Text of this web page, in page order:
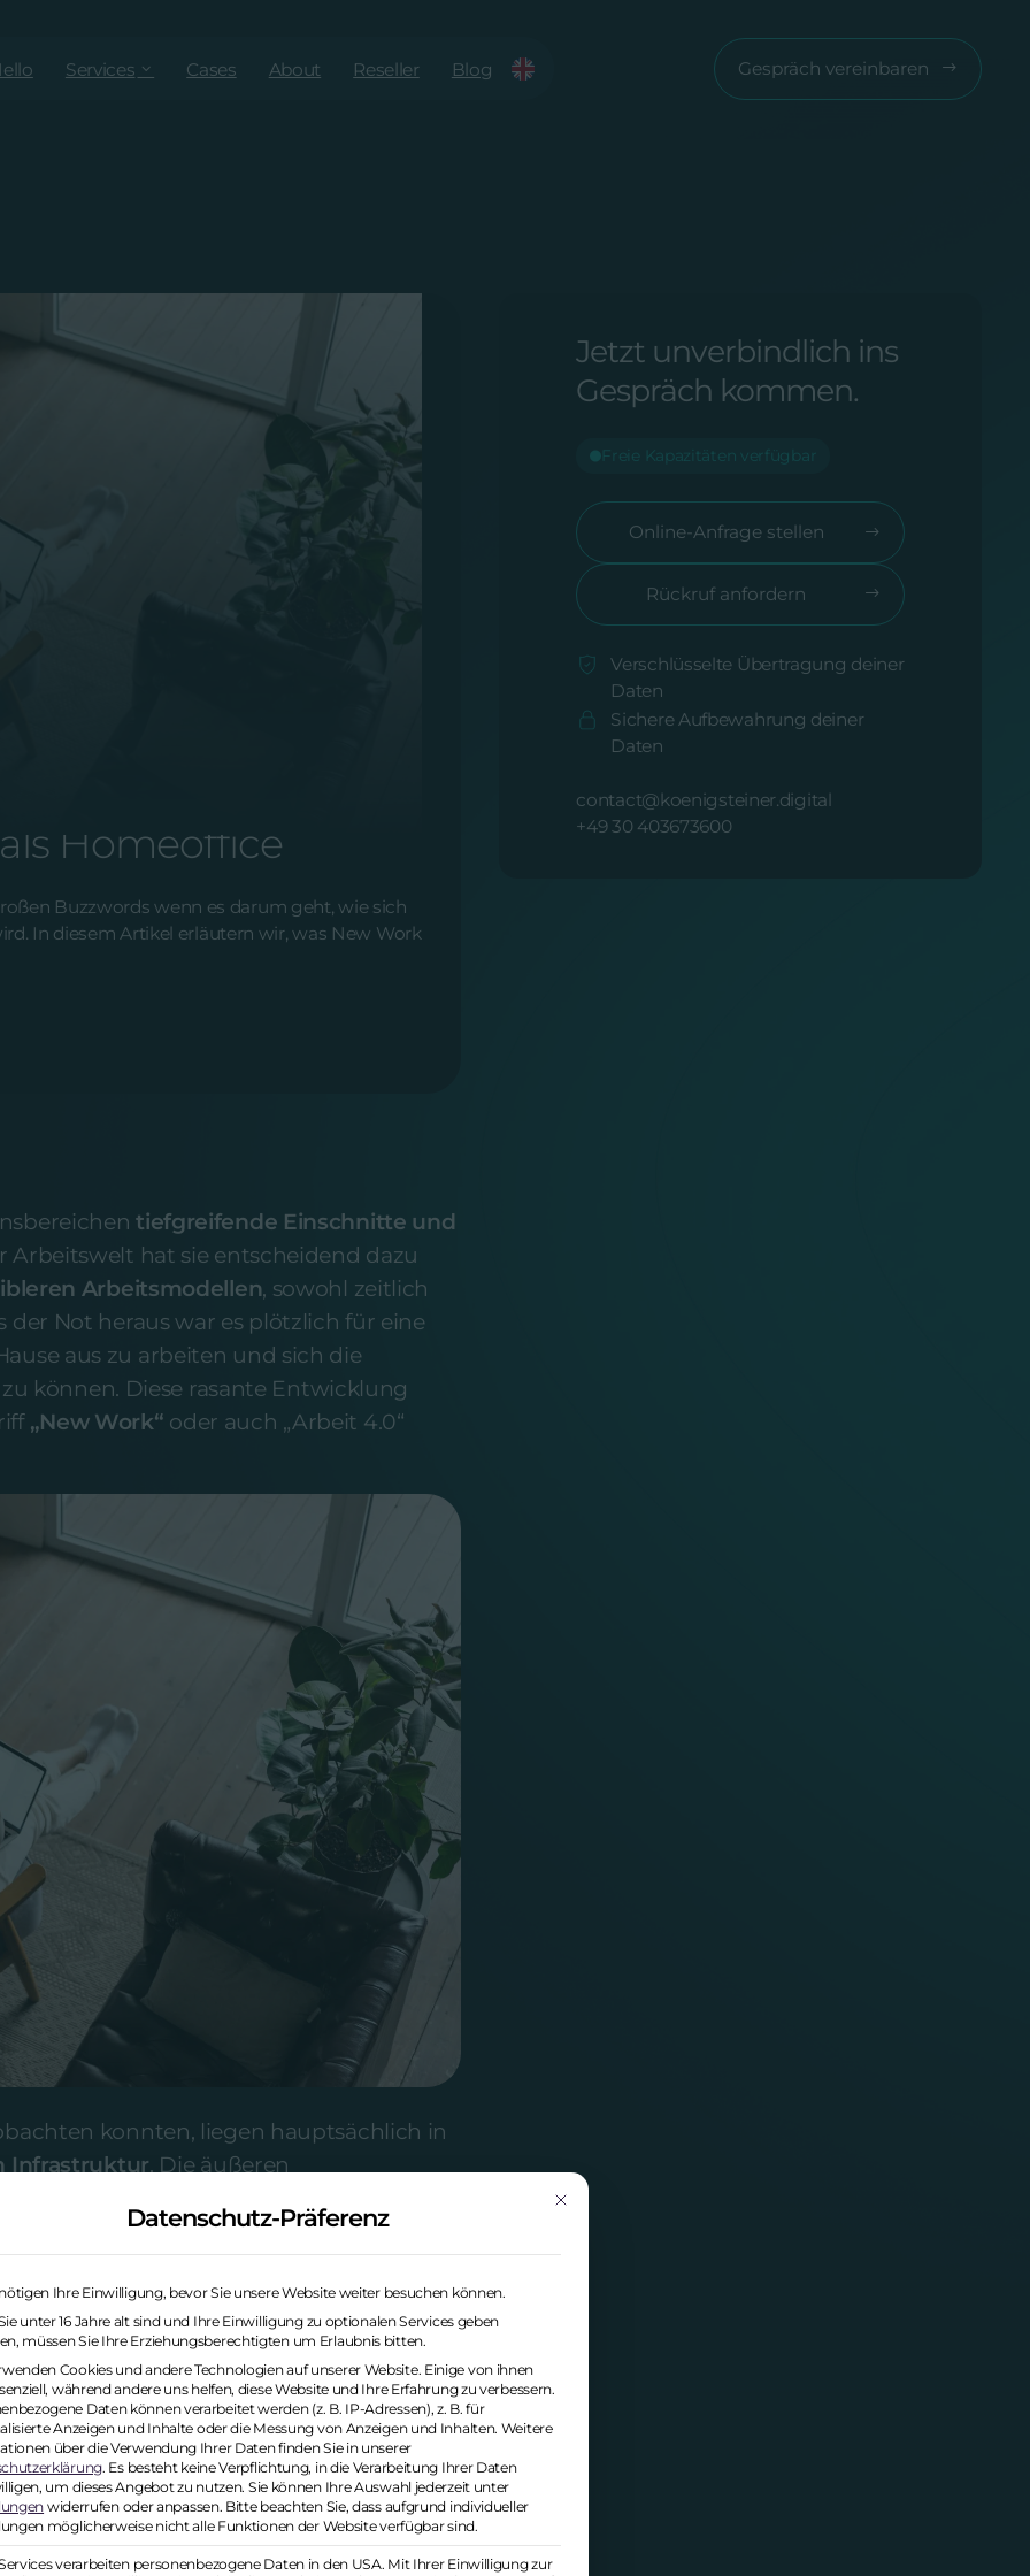
Services Cases About Reseller Blog Gespräch vereinbaren
Homeoffice
Buzzwords wenn es darum geht, wie sich
In diesem Artikel erläutern wir, was New Work
tiefgreifende Einschnitte und
Arbeitswelt hat sie entscheidend dazu
Arbeitsmodellen, sowohl zeitlich
Not heraus war es plötzlich für eine
aus zu arbeiten und sich die
können. Diese rasante Entwicklung
„New Work“ oder auch „Arbeit 4.0“
konnten, liegen hauptsächlich in
Infrastruktur. Die äußeren
dass da wo möglich, die
Das ist zunächst einmal eine
Sie sagt aber noch nichts
weiterentwickelt hat. Hinter dem
steckt nämlich deutlich mehr als
Bedeutung
den Begriff „New Work“. Zu
anders aus als 50 Jahre später. Doch die
Jetzt unverbindlich ins
Gespräch kommen.
Freie Kapazitäten verfügbar
Online-Anfrage stellen
Rückruf anfordern
Verschlüsselte Übertragung deiner
Daten
Sichere Aufbewahrung deiner
Daten
contact@koenigsteiner.digital
+49 30 403673600
Mit diesem Button wird der Dialog geschlossen. Seine Funktionalität
Datenschutz-Präferenz
Ihre Einwilligung, bevor Sie unsere Website weiter besuchen können.
unter 16 Jahre alt sind und Ihre Einwilligung zu optionalen Services geben
müssen Sie Ihre Erziehungsberechtigten um Erlaubnis bitten.
Cookies und andere Technologien auf unserer Website. Einige von ihnen
während andere uns helfen, diese Website und Ihre Erfahrung zu verbessern.
Daten können verarbeitet werden (z. B. IP-Adressen), z. B. für
Anzeigen und Inhalte oder die Messung von Anzeigen und Inhalten. Weitere
über die Verwendung Ihrer Daten finden Sie in unserer
. Es besteht keine Verpflichtung, in die Verarbeitung Ihrer Daten
um dieses Angebot zu nutzen. Sie können Ihre Auswahl jederzeit unter
widerrufen oder anpassen. Bitte beachten Sie, dass aufgrund individueller
möglicherweise nicht alle Funktionen der Website verfügbar sind.
verarbeiten personenbezogene Daten in den USA. Mit Ihrer Einwilligung zur